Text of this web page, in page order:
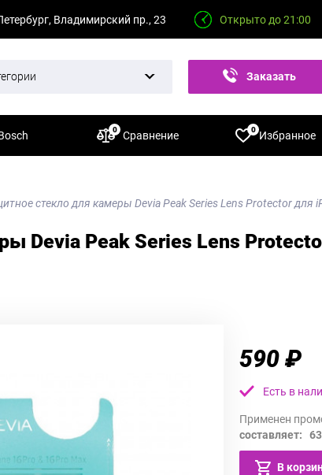
Владимирский пр., 23 Открыто до 21:00
Заказать
Сравнение
0 Избранное
0
стекло для камеры Devia Peak Series Lens Protector для
Devia Peak Series Lens
590 ₽
Есть в
Применен
составляет:
В